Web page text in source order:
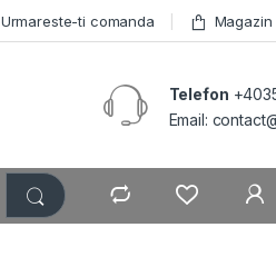
Urmareste-ti comanda Magazin
Telefon
Email: